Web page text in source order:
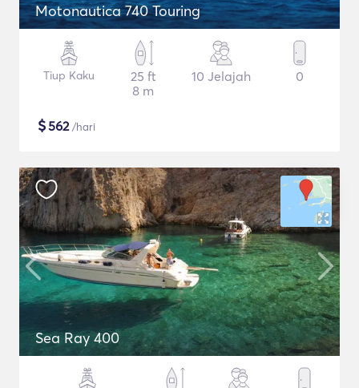
Motonautica 740 Touring
Tiup Kaku
25 ft
8 m
10 Jelajah 0
$562/hari
Sea Ray 400